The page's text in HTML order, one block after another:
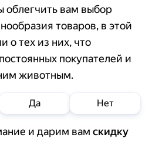
облегчить вам выбор
товаров, в этой
о тех из них, что
покупателей и
животным.
Да Нет
и дарим вам скидку